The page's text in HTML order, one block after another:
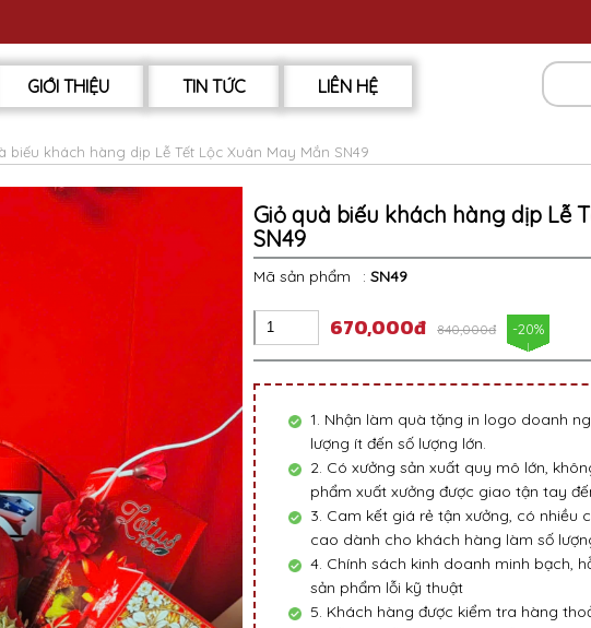
GIỚI THIỆU TIN TỨC LIÊN HỆ
biếu khách hàng dịp Lễ Tết Lộc Xuân May Mắn SN49
Giỏ quà biếu khách hàng dịp Lễ
SN49
Mã sản phẩm :SN49
670,000đ 840,000đ -20%
1. Nhận làm quà tặng in logo doanh
lượng ít đến số lượng lớn.
2. Có xưởng sản xuất quy mô lớn,
phẩm xuất xưởng được giao tận tay
3. Cam kết giá rẻ tận xưởng, có nhiều
cao dành cho khách hàng làm số
4. Chính sách kinh doanh minh bạch,
sản phẩm lỗi kỹ thuật
5. Khách hàng được kiểm tra hàng